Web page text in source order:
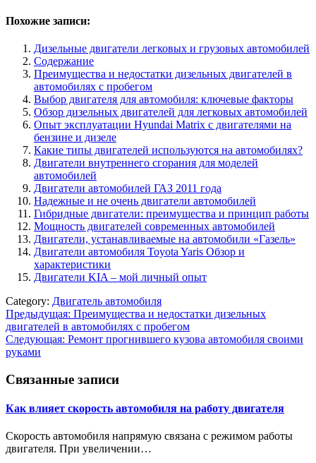
Похожие записи:
Дизельные двигатели легковых и грузовых автомобилей
Содержание
Преимущества и недостатки дизельных двигателей в
автомобилях с пробегом
Выбор двигателя для автомобиля: ключевые факторы
Обзор дизельных двигателей для легковых автомобилей
Опыт эксплуатации Hyundai Matrix с двигателями на
бензине и дизеле
Какие типы двигателей используются на автомобилях?
Двигатели внутреннего сгорания для моделей
автомобилей
Двигатели автомобилей ГАЗ 2011 года
Надежные и не очень двигатели автомобилей
Гибридные двигатели: преимущества и принцип работы
Мощность двигателей современных автомобилей
Двигатели, устанавливаемые на автомобили «Газель»
Двигатели автомобиля Toyota Yaris Обзор и
характеристики
Двигатели KIA – мой личный опыт
Category: Двигатель автомобиля
Навигация
по
записям
Предыдущая: Преимущества и недостатки дизельных
двигателей в автомобилях с пробегом
Следующая: Ремонт прогнившего кузова автомобиля своими
руками
Связанные записи
Как влияет скорость автомобиля на работу двигателя
Скорость автомобиля напрямую связана с режимом работы
двигателя. При увеличении…